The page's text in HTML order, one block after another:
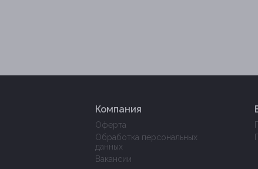
Компания
Оферта
Обработка персональных
данных
Вакансии